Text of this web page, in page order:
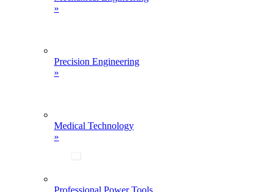
»
Precision Engineering
»
Medical Technology
»
Professional Power Tools